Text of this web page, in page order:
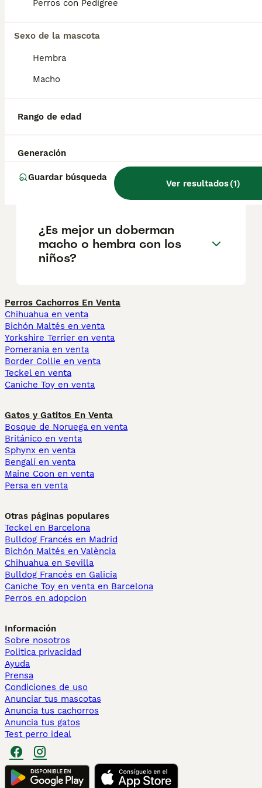
Perros con Pedigree
Sexo de la mascota
Hembra
Macho
Rango de edad
Generación
Guardar búsqueda
Ver resultados(1)
ubicación.
¿Es bueno tener un
dóberman en casa?
¿Cómo son los dobermans
¿Cuántos cachorros tienen
los dobermans?
¿Es mejor un doberman
macho o hembra con los
niños?
Perros Cachorros En Venta
Chihuahua en venta
Bichón Maltés en venta
Yorkshire Terrier en venta
Pomerania en venta
Border Collie en venta
Teckel en venta
Caniche Toy en venta
Gatos y Gatitos En Venta
Bosque de Noruega en venta
Británico en venta
Sphynx en venta
Bengalí en venta
Maine Coon en venta
Persa en venta
Otras páginas populares
Teckel en Barcelona
Bulldog Francés en Madrid
Bichón Maltés en València
Chihuahua en Sevilla
Bulldog Francés en Galicia
Caniche Toy en venta en Barcelona
Perros en adopcion
Información
Sobre nosotros
Politica privacidad
Ayuda
Prensa
Condiciones de uso
Anunciar tus mascotas
Anuncia tus cachorros
Anuncia tus gatos
Test perro ideal